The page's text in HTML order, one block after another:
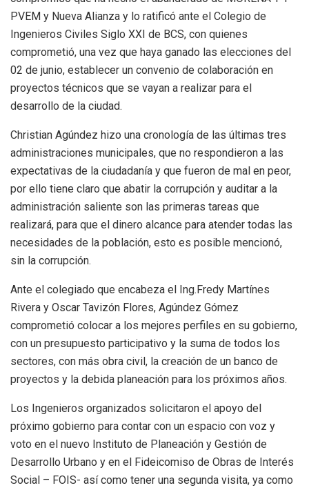
PVEM y Nueva Alianza y lo ratificó ante el Colegio de
Ingenieros Civiles Siglo XXI de BCS, con quienes
comprometió, una vez que haya ganado las elecciones del
02 de junio, establecer un convenio de colaboración en
proyectos técnicos que se vayan a realizar para el
desarrollo de la ciudad.
Christian Agúndez hizo una cronología de las últimas tres
administraciones municipales, que no respondieron a las
expectativas de la ciudadanía y que fueron de mal en peor,
por ello tiene claro que abatir la corrupción y auditar a la
administración saliente son las primeras tareas que
realizará, para que el dinero alcance para atender todas las
necesidades de la población, esto es posible mencionó,
sin la corrupción.
Ante el colegiado que encabeza el Ing.Fredy Martínes
Rivera y Oscar Tavizón Flores, Agúndez Gómez
comprometió colocar a los mejores perfiles en su gobierno,
con un presupuesto participativo y la suma de todos los
sectores, con más obra civil, la creación de un banco de
proyectos y la debida planeación para los próximos años.
Los Ingenieros organizados solicitaron el apoyo del
próximo gobierno para contar con un espacio con voz y
voto en el nuevo Instituto de Planeación y Gestión de
Desarrollo Urbano y en el Fideicomiso de Obras de Interés
Social – FOIS- así como tener una segunda visita, ya como